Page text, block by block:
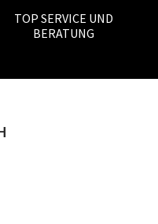
TOP SERVICE UND
BERATUNG